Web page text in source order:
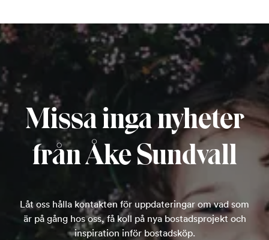
Missa inga nyheter
från Åke Sundvall
Låt oss hålla kontakten för uppdateringar om vad som
är på gång hos oss, få koll på nya bostadsprojekt och
inspiration inför bostadsköp.